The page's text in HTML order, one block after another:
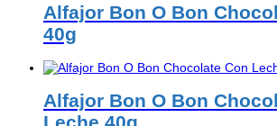
Alfajor Bon O Bon
40g
Alfajor Bon O Bon